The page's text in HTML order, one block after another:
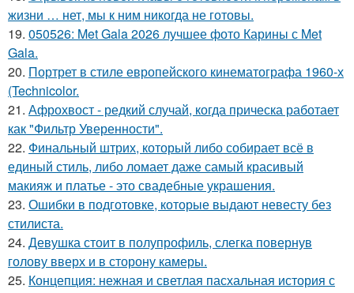
жизни … нет, мы к ним никогда не готовы.
19. 050526: Met Gala 2026 лучшее фото Карины с Met
Gala.
20. Портрет в стиле европейского кинематографа 1960-х
(Technicolor.
21. Афрохвост - редкий случай, когда прическа работает
как "Фильтр Уверенности".
22. Финальный штрих, который либо собирает всё в
единый стиль, либо ломает даже самый красивый
макияж и платье - это свадебные украшения.
23. Ошибки в подготовке, которые выдают невесту без
стилиста.
24. Девушка стоит в полупрофиль, слегка повернув
голову вверх и в сторону камеры.
25. Концепция: нежная и светлая пасхальная история с